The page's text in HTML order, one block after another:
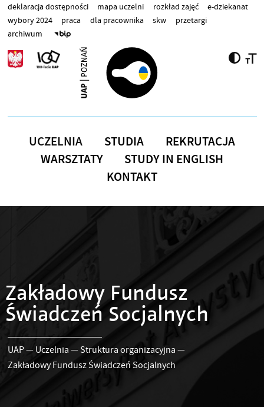
Przejdź do treści
deklaracja dostępności mapa uczelni rozkład zajęć
e-dziekanat
wybory 2024
praca dla pracownika skw
przetargi
archiwum
UCZELNIA STUDIA
REKRUTACJA
WARSZTATY
STUDY IN ENGLISH
KONTAKT
Zakładowy Fundusz
Świadczeń Socjalnych
UAP— Uczelnia —Struktura organizacyjna —
Zakładowy Fundusz Świadczeń Socjalnych